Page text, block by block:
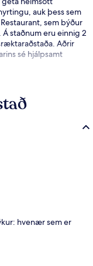
auk þess sem
sem býður
staðnum eru einnig 2
Aðrir
sé hjálpsamt
hvenær sem er